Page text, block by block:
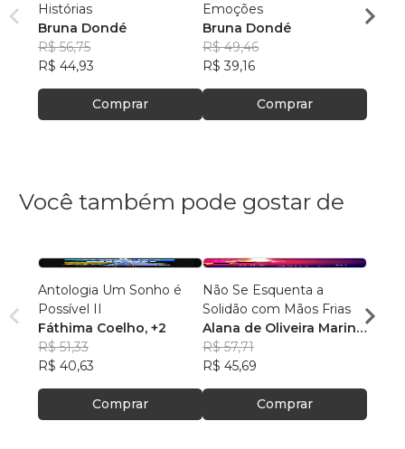
Histórias
Bruna Dondé
R$ 56,75
R$ 44,93
Comprar
Emoções
Bruna Dondé
R$ 49,46
R$ 39,16
Comprar
R$
Você também pode gostar de
Antologia Um Sonho é
Possível II
Fáthima Coelho, +2
R$ 51,33
R$ 40,63
Comprar
Não Se Esquenta a
Solidão com Mãos Frias
Alana de Oliveira Marin,
+2
R$ 57,71
R$ 45,69
Comprar
R$